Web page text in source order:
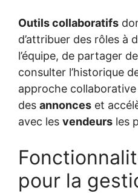
Outils collaboratifs
d’attribuer des rôles à
l’équipe, de partager
consulter l’historique
approche
des annonces et
avec les vendeurs les
pour la